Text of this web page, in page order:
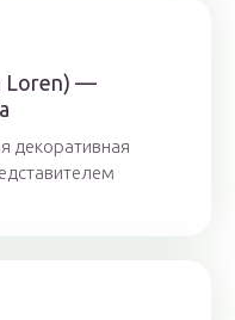
Loren) —
декоративная